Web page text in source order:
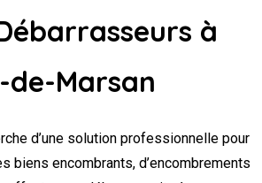
à
Marsan
d’une solution professionnelle pour
biens encombrants, d’encombrements